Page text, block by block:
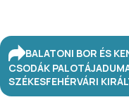
BALATONI BOR ÉS
CSODÁK PALOTÁJA
SZÉKESFEHÉRVÁRI